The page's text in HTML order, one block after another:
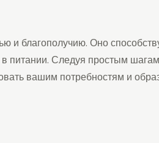
благополучию. Оно
питании. Следуя простым
вашим потребностям и